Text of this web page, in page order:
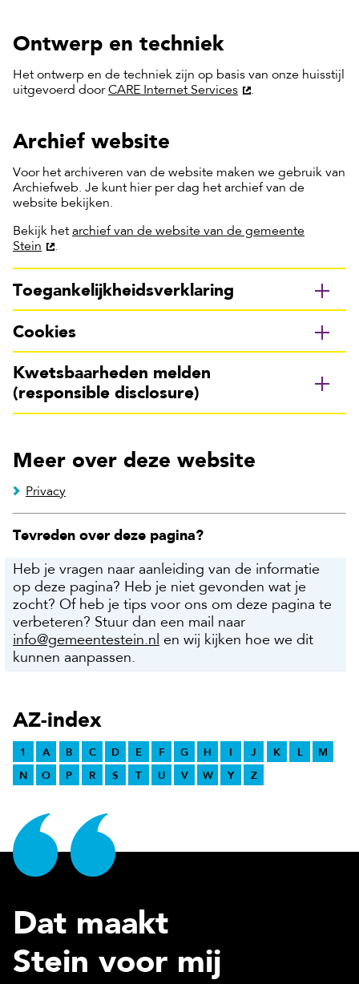
Ontwerp en techniek
Het ontwerp en de techniek zijn op basis van onze huisstijl
uitgevoerd doorCARE Internet Services .
Archief website
Voor het archiveren van de website maken we gebruik van
Archiefweb. Je kunt hier per dag het archief van de
website bekijken.
Bekijk het archief van de website van de gemeente
Stein
.
Toegankelijkheidsverklaring
Cookies
Kwetsbaarheden melden
(responsible disclosure)
Meer over deze website
Privacy
Tevreden over deze pagina?
Heb je vragen naar aanleiding van de informatie
op deze pagina? Heb je niet gevonden wat je
zocht? Of heb je tips voor ons om deze pagina te
verbeteren? Stuur dan een mail naar
info@gemeentestein.nl en wij kijken hoe we dit
kunnen aanpassen.
AZ-index
1 A B C D E F G H I J K L
M
N
O P R S T U V W Y Z
Dat maakt
Stein voor mij